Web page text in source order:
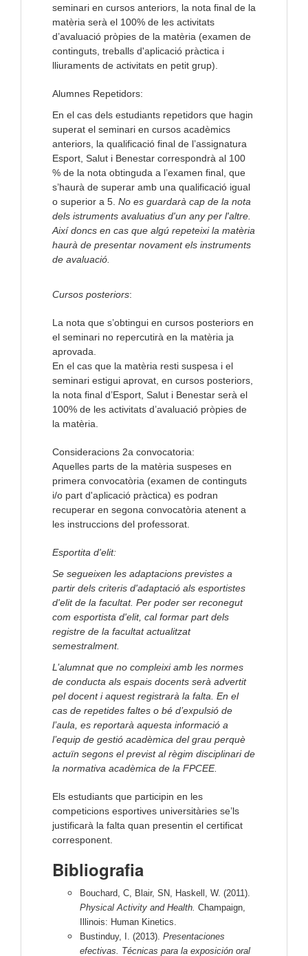
seminari en cursos anteriors, la nota final de la
matèria serà el 100% de les activitats
d’avaluació pròpies de la matèria (examen de
continguts, treballs d'aplicació pràctica i
lliuraments de activitats en petit grup).
Alumnes Repetidors:
En el cas dels estudiants repetidors que hagin
superat el seminari en cursos acadèmics
anteriors, la qualificació final de l’assignatura
Esport, Salut i Benestar correspondrà al 100
% de la nota obtinguda a l’examen final, que
s’haurà de superar amb una qualificació igual
o superior a 5. No es guardarà cap de la nota
dels istruments avaluatius d'un any per l'altre.
Així doncs en cas que algú repeteixi la matèria
haurà de presentar novament els instruments
de avaluació.
Cursos posteriors:
La nota que s’obtingui en cursos posteriors en
el seminari no repercutirà en la matèria ja
aprovada.
En el cas que la matèria resti suspesa i el
seminari estigui aprovat, en cursos posteriors,
la nota final d’Esport, Salut i Benestar serà el
100% de les activitats d’avaluació pròpies de
la matèria.
Consideracions 2a convocatoria:
Aquelles parts de la matèria suspeses en
primera convocatòria (examen de continguts
i/o part d'aplicació pràctica) es podran
recuperar en segona convocatòria atenent a
les instruccions del professorat.
Esportita d'elit:
Se segueixen les adaptacions previstes a
partir dels criteris d'adaptació als esportistes
d'elit de la facultat. Per poder ser reconegut
com esportista d'elit, cal formar part dels
registre de la facultat actualitzat
semestralment.
L’alumnat que no compleixi amb les normes
de conducta als espais docents serà advertit
pel docent i aquest registrarà la falta. En el
cas de repetides faltes o bé d’expulsió de
l’aula, es reportarà aquesta informació a
l’equip de gestió acadèmica del grau perquè
actuïn segons el previst al règim disciplinari de
la normativa acadèmica de la FPCEE.
Els estudiants que participin en les
competicions esportives universitàries se’ls
justificarà la falta quan presentin el certificat
corresponent.
Bibliografia
Bouchard, C, Blair, SN, Haskell, W. (2011).
Physical Activity and Health. Champaign,
Illinois: Human Kinetics.
Bustinduy, I. (2013). Presentaciones
efectivas. Técnicas para la exposición oral